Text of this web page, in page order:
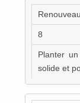
Renouveau
8
Planter
solide et